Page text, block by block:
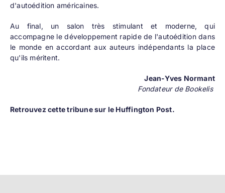
d'autoédition américaines.
Au final, un salon très stimulant et moderne, qui
accompagne ledéveloppement rapide de l'autoéditiondans
le monde en accordant aux auteurs indépendants la place
qu'ils méritent.
Jean-Yves Normant
Fondateur de Bookelis
Retrouvez cette tribunesur le Huffington Post.